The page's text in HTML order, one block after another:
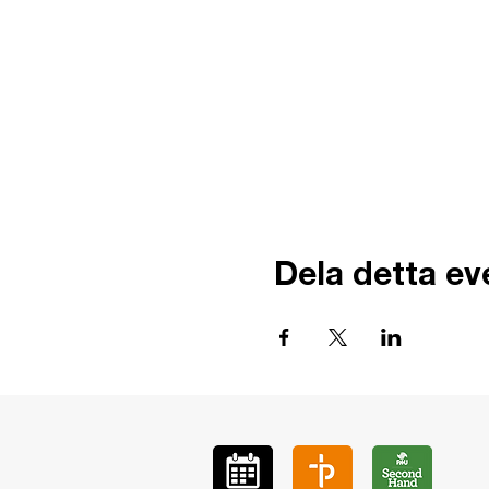
Dela detta